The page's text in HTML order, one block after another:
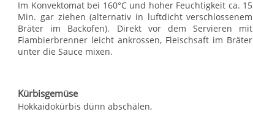
Im Konvektomat bei 160°C und hoher Feuchtigkeit ca. 15
Min. gar ziehen (alternativ in luftdicht verschlossenem
Bräter im Backofen). Direkt vor dem Servieren mit
Flambierbrenner leicht ankrossen, Fleischsaft im Bräter
unter die Sauce mixen.
Kürbisgemüse
Hokkaidokürbis dünn abschälen,